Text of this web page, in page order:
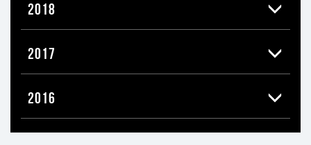
2018
2017
2016